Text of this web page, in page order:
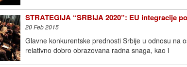
STRATEGIJA “SRBIJA 2020”: EU integracije
20 Feb 2015
Glavne konkurentske prednosti Srbije u odnosu na
relativno dobro obrazovana radna snaga, kao i